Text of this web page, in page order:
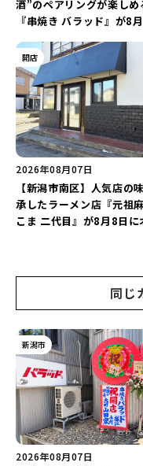
酒”のペアリングが楽しめ
『串焼き バラッド』が8
インアップ♪
開店
2026年08月07日
【新潟市南区】人気店の
承したラーメン店『元祖
こま 二代目』が8月8日に
同じ
新潟市
2026年08月07日